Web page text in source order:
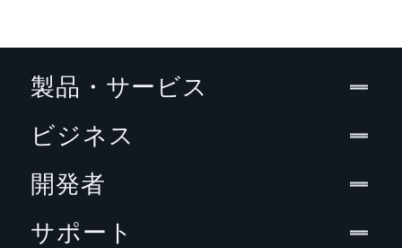
製品・サービス
ビジネス
開発者
サポート